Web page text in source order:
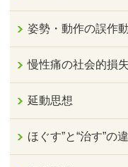
姿勢・動作の誤作動
慢性痛の社会的損失
延動思想
ほぐす”と“治す”の